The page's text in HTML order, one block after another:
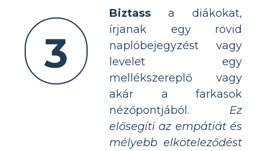
3
Biztass a diákokat,
írjanak egy rövid
naplóbejegyzést vagy
levelet egy
mellékszereplő vagy
akár a farkasok
nézőpontjából. Ez
elősegíti az empátiát és
mélyebb elköteleződést